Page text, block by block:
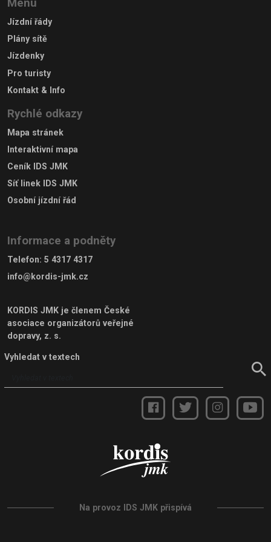
Menu
Jízdní řády
Plány sítě
Jízdenky
Pro turisty
Kontakt & Info
Rychlé odkazy
Mapa stránek
Interaktivní mapa
Ceník IDS JMK
Síť linek IDS JMK
Osobní jízdní řád
Informace a podněty
Telefon: 5 4317 4317
info@kordis-jmk.cz
KORDIS JMK je členem České
asociace organizátorů veřejné
dopravy, z. s.
Vyhledat v textech
Na provoz IDS JMK přispívá